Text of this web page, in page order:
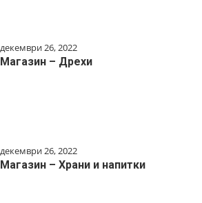
декември 26, 2022
Магазин – Дрехи
декември 26, 2022
Магазин – Храни и напитки